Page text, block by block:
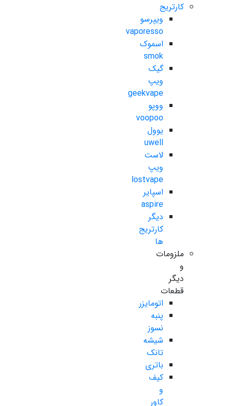
کارتریج
ویپرسو
vaporesso
اسموک
smok
گیک
ویپ
geekvape
ووپو
voopoo
یوول
uwell
لاست
ویپ
lostvape
اسپایر
aspire
دیگر
کارتریج
ها
ملزومات
و
دیگر
قطعات
اتومایزر
پنبه
نسوز
شیشه
تانک
باتری
کیف
و
کاور